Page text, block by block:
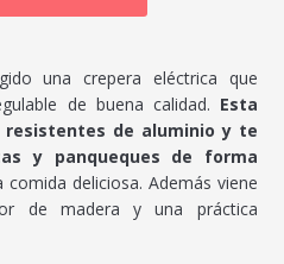
una crepera eléctrica que
de buena calidad. Esta
de aluminio y te
y panqueques de forma
comida deliciosa. Además viene
de madera y una práctica